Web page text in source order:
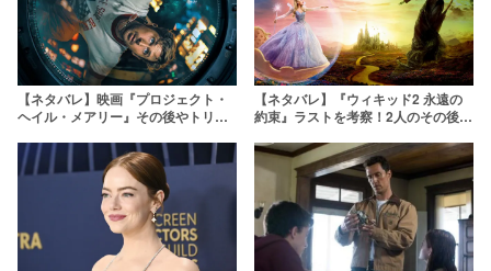
【ネタバレ】映画『プロジェクト・
ヘイル・メアリー』その後やトリビ
はなぜ？
【ネタバレ】『ウィキッド2 永遠の
約束』ラストを考察！2人のその後